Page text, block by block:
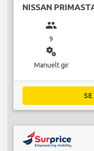
NISSAN
group
9
miscellaneous_services
Manuelt gir